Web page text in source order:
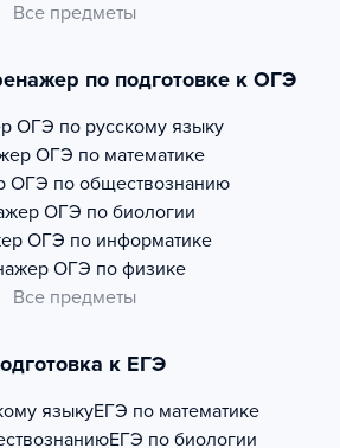
Все предметы
по подготовке к ОГЭ
ОГЭ по русскому языку
ОГЭ по математике
ОГЭ по обществознанию
ОГЭ по биологии
ОГЭ по информатике
ОГЭ по физике
Все предметы
к ЕГЭ
языкуЕГЭ по математике
ЕГЭ по биологии